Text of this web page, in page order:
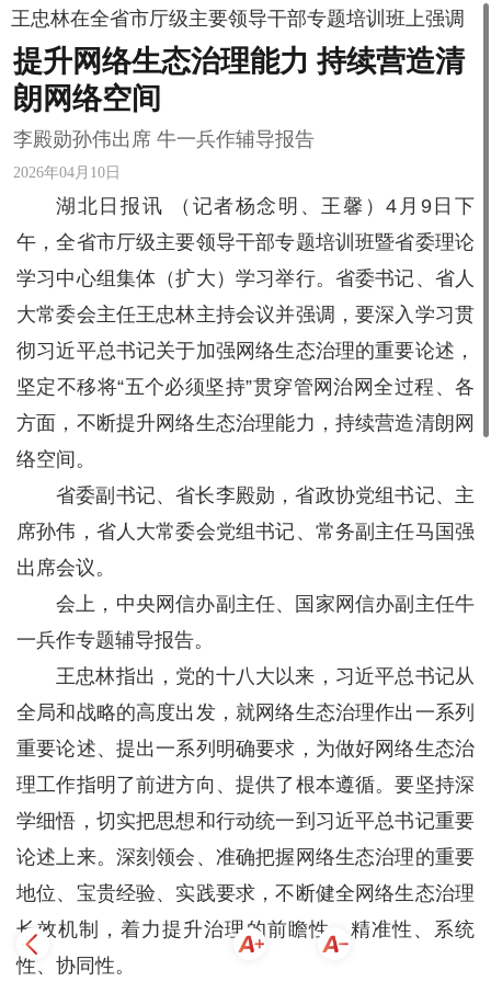
王忠林在全省市厅级主要领导干部专题培训班上强调
提升网络生态治理能力 持续营造清
朗网络空间
李殿勋孙伟出席 牛一兵作辅导报告
2026年04月10日
湖北日报讯 （记者杨念明、王馨）4月9日下
午，全省市厅级主要领导干部专题培训班暨省委理论
学习中心组集体（扩大）学习举行。省委书记、省人
大常委会主任王忠林主持会议并强调，要深入学习贯
彻习近平总书记关于加强网络生态治理的重要论述，
坚定不移将“五个必须坚持”贯穿管网治网全过程、各
方面，不断提升网络生态治理能力，持续营造清朗网
络空间。
省委副书记、省长李殿勋，省政协党组书记、主
席孙伟，省人大常委会党组书记、常务副主任马国强
出席会议。
会上，中央网信办副主任、国家网信办副主任牛
一兵作专题辅导报告。
王忠林指出，党的十八大以来，习近平总书记从
全局和战略的高度出发，就网络生态治理作出一系列
重要论述、提出一系列明确要求，为做好网络生态治
理工作指明了前进方向、提供了根本遵循。要坚持深
学细悟，切实把思想和行动统一到习近平总书记重要
论述上来。深刻领会、准确把握网络生态治理的重要
地位、宝贵经验、实践要求，不断健全网络生态治理
长效机制，着力提升治理的前瞻性、精准性、系统
性、协同性。